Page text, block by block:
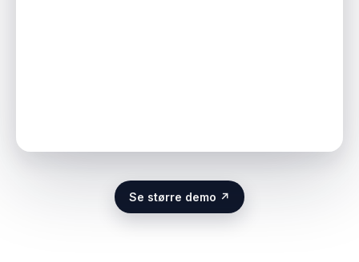
Se større demo ↗